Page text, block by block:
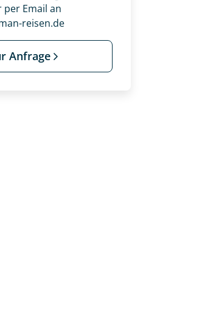
per Email an
reisen.de
Anfrage
für die Reise
wir Ihre